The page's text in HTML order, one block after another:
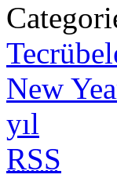
New
yıl
RSS